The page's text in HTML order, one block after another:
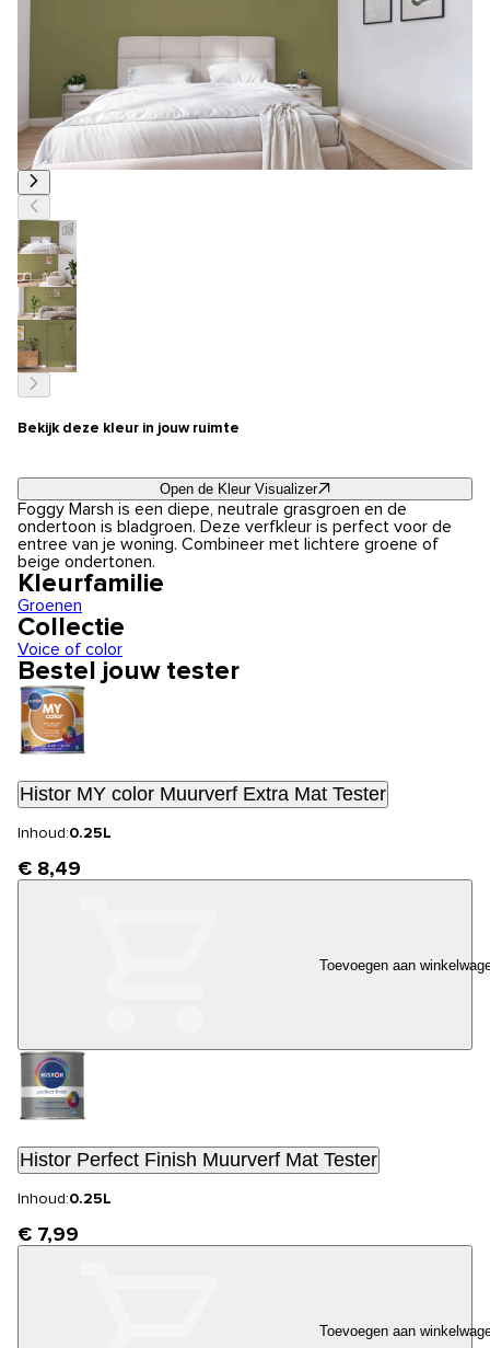
Bekijk deze kleur in jouw ruimte
Open de Kleur Visualizer
Foggy Marsh is een diepe, neutrale grasgroen en de
ondertoon is bladgroen. Deze verfkleur is perfect voor de
entree van je woning. Combineer met lichtere groene of
beige ondertonen.
Kleurfamilie
Groenen
Collectie
Voice of color
Bestel jouw tester
Histor MY color Muurverf Extra Mat Tester
Inhoud:0.25L
€ 8,49
Toevoegen aan
Histor Perfect Finish Muurverf Mat Tester
Inhoud:0.25L
€ 7,99
Toevoegen aan